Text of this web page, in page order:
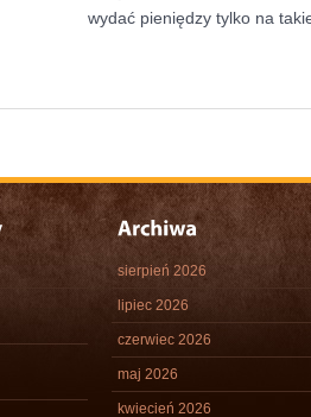
wydać pieniędzy tylko na
sierpień 2026
lipiec 2026
czerwiec 2026
maj 2026
kwiecień 2026